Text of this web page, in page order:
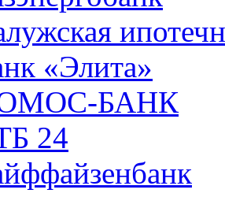
«Элита»
БАНК
24